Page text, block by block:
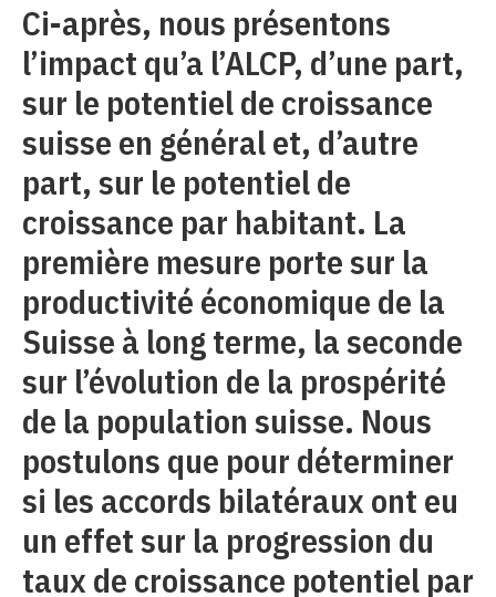
Ci-après, nous présentons
l’impact qu’a l’ALCP, d’une part,
sur le potentiel de croissance
suisse en général et, d’autre
part, sur le potentiel de
croissance par habitant. La
première mesure porte sur la
productivité économique de la
Suisse à long terme, la seconde
sur l’évolution de la prospérité
de la population suisse. Nous
postulons que pour déterminer
si les accords bilatéraux ont eu
un effet sur la progression du
taux de croissance potentiel par